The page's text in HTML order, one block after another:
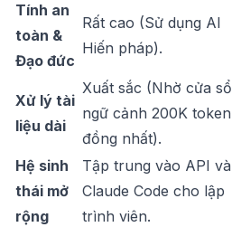
Tính an
toàn &
Đạo đức
Rất cao (Sử dụng AI
Hiến pháp).
Xử lý tài
liệu dài
Xuất sắc (Nhờ cửa sổ
ngữ cảnh 200K token
đồng nhất).
Hệ sinh
thái mở
rộng
Tập trung vào API và
Claude Code cho lập
trình viên.